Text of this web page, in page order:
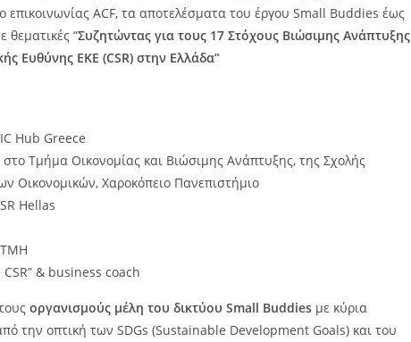
επικοινωνίας ACF, τα αποτελέσματα του έργου Small Buddies έως
“Συζητώντας για τους 17 Στόχους Βιώσιμης Ανάπτυξης
Ευθύνης ΕΚΕ (CSR) στην Ελλάδα”
Hub Greece
Τμήμα Οικονομίας και Βιώσιμης Ανάπτυξης, της Σχολής
Οικονομικών, Χαροκόπειο Πανεπιστήμιο
Hellas
CSR” & business coach
οργανισμούς μέλη του δικτύου Small Buddies με κύρια
την οπτική των SDGs (Sustainable Development Goals) και του